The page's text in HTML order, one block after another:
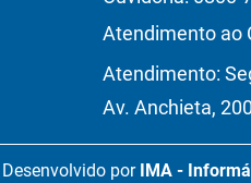
Atendimento ao
Atendimento:
Av. Anchieta,
Desenvolvido por IMA -